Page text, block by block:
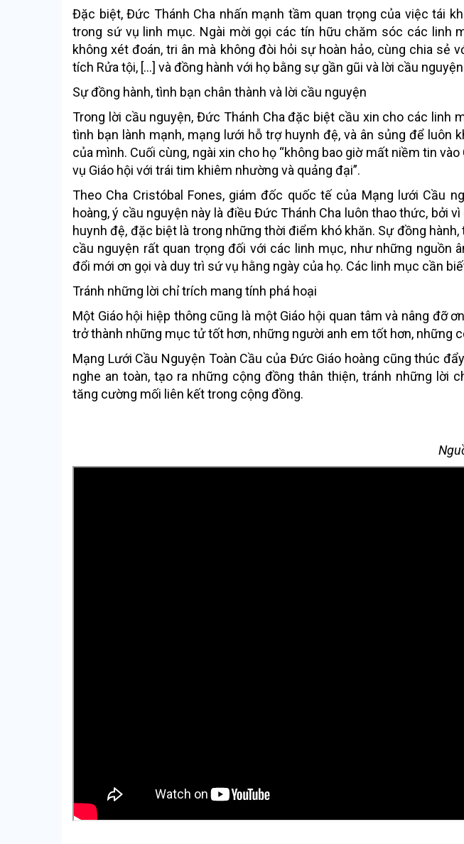
Đặc biệt, Đức Thánh Cha nhấn mạnh tầm quan trọng của việc tái
trong sứ vụ linh mục. Ngài mời gọi các tín hữu chăm sóc các linh
không xét đoán, tri ân mà không đòi hỏi sự hoàn hảo, cùng chia sẻ
tích Rửa tội, […] và đồng hành với họ bằng sự gần gũi và lời cầu nguyện
Sự đồng hành, tình bạn chân thành và lời cầu nguyện
Trong lời cầu nguyện, Đức Thánh Cha đặc biệt cầu xin cho các linh
tình bạn lành mạnh, mạng lưới hỗ trợ huynh đệ, và ân sủng để luôn
của mình. Cuối cùng, ngài xin cho họ “không bao giờ mất niềm tin
vụ Giáo hội với trái tim khiêm nhường và quảng đại”.
Theo Cha Cristóbal Fones, giám đốc quốc tế của Mạng lưới Cầu
hoàng, ý cầu nguyện này là điều Đức Thánh Cha luôn thao thức, bởi
huynh đệ, đặc biệt là trong những thời điểm khó khăn. Sự đồng hành,
cầu nguyện rất quan trọng đối với các linh mục, như những nguồn
đổi mới ơn gọi và duy trì sứ vụ hằng ngày của họ. Các linh mục cần
Tránh những lời chỉ trích mang tính phá hoại
Một Giáo hội hiệp thông cũng là một Giáo hội quan tâm và nâng đỡ
trở thành những mục tử tốt hơn, những người anh em tốt hơn, những
Mạng Lưới Cầu Nguyện Toàn Cầu của Đức Giáo hoàng cũng thúc
nghe an toàn, tạo ra những cộng đồng thân thiện, tránh những lời
tăng cường mối liên kết trong cộng đồng.